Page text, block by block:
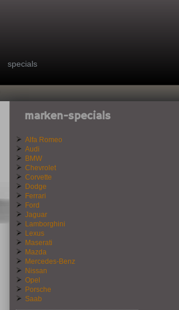
specials
marken-specials
Alfa Romeo
Audi
BMW
Chevrolet
Corvette
Dodge
Ferrari
Ford
Jaguar
Lamborghini
Lexus
Maserati
Mazda
Mercedes-Benz
Nissan
Opel
Porsche
Saab